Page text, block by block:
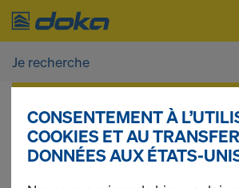
Vous pouvez afficher les prix
après vous êtreconnecté(e)
CONSENTEMENT À
COOKIES ET AU
DONNÉES AUX ÉTATS-